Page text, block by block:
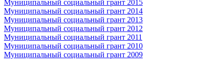
Муниципальный социальный грант 2015
Муниципальный социальный грант 2014
Муниципальный социальный грант 2013
Муниципальный социальный грант 2012
Муниципальный социальный грант 2011
Муниципальный социальный грант 2010
Муниципальный социальный грант 2009